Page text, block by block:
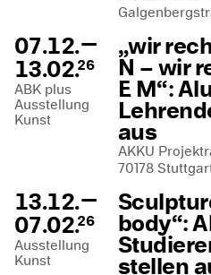
07.12.—
13.02.26
ABK plus
Ausstellung
Kunst
„wir
N – wir
E M“:
aus
AKKU
70178
13.12.—
07.02.26
Ausstellung
Kunst
body“:
stellen